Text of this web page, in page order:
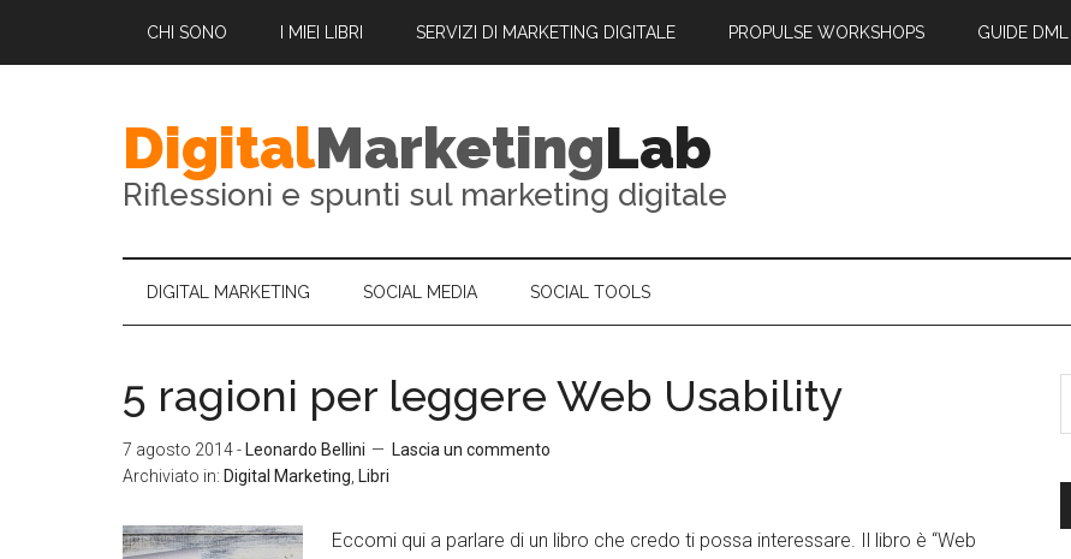
CHI SONO I MIEI LIBRI SERVIZI DI MARKETING DIGITALE PROPULSE WORKSHOPS GUIDE DML
DigitalMarketingLab
Riflessioni e spunti sul marketing digitale
DIGITAL MARKETING SOCIAL MEDIA SOCIAL TOOLS
5 ragioni per leggere Web Usability
7 agosto 2014- Leonardo Bellini
Lascia un commento
Archiviato in: Digital Marketing Libri
Eccomi qui a parlare di un libro che credo ti possa interessare. Il libro è “Web